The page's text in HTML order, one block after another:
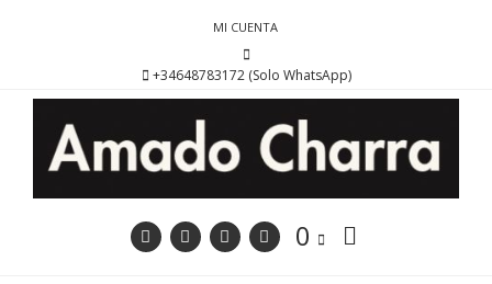
MI CUENTA
+34648783172 (Solo WhatsApp)
0